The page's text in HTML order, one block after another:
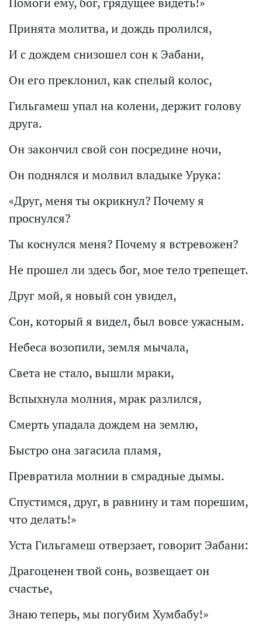
Принята молитва, и дождь пролился,
И с дождем снизошел сон к Эабани,
Он его преклонил, как спелый колос,
Гильгамеш упал на колени, держит голову
друга.
Он закончил свой сон посредине ночи,
Он поднялся и молвил владыке Урука:
«Друг, меня ты окрикнул? Почему я
проснулся?
Ты коснулся меня? Почему я встревожен?
Не прошел ли здесь бог, мое тело трепещет.
Друг мой, я новый сон увидел,
Сон, который я видел, был вовсе ужасным.
Небеса возопили, земля мычала,
Света не стало, вышли мраки,
Вспыхнула молния, мрак разлился,
Смерть упадала дождем на землю,
Быстро она загасила пламя,
Превратила молнии в смрадные дымы.
Спустимся, друг, в равнину и там порешим,
что делать!»
Уста Гильгамеш отверзает, говорит Эабани:
Драгоценен твой сонь, возвещает он
счастье,
Знаю теперь, мы погубим Хумбабу!»